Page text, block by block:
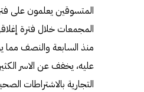
المتسوقين يعلمون على
المجمعات خلال فترة
منذ السابعة والنصف مما
عليه، يخفف عن الاسر
التجارية بالاشتراطات